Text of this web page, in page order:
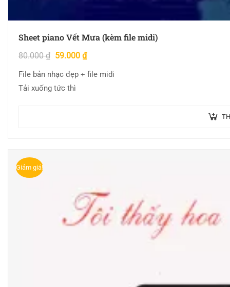
Sheet piano Vết Mưa (kèm file midi)
80.000₫ 59.000 ₫
File bản nhạc đẹp + file midi
Tải xuống tức thì
Giảm giá!